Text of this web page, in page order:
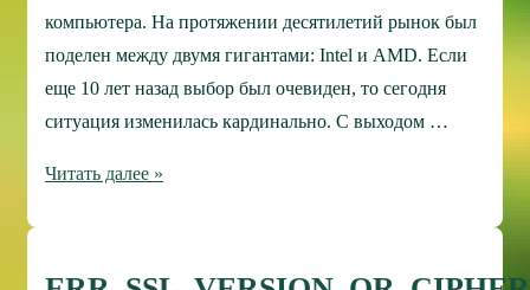
компьютера. На протяжении десятилетий рынок был
поделен между двумя гигантами: Intel и AMD. Если
еще 10 лет назад выбор был очевиден, то сегодня
ситуация изменилась кардинально. С выходом …
Руководство
Читать далее »